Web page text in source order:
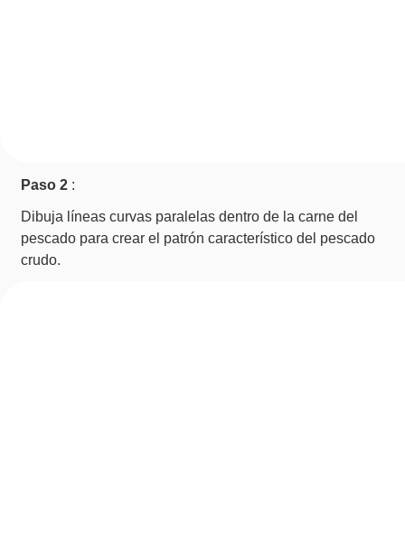
Paso 2 :
Dibuja líneas curvas paralelas dentro de la carne del
pescado para crear el patrón característico del pescado
crudo.